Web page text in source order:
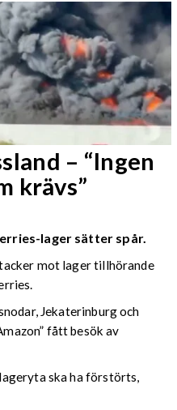
– “Ingen
krävs”
lager sätter spår.
mot lager tillhörande
Jekaterinburg och
fått besök av
ska ha förstörts,